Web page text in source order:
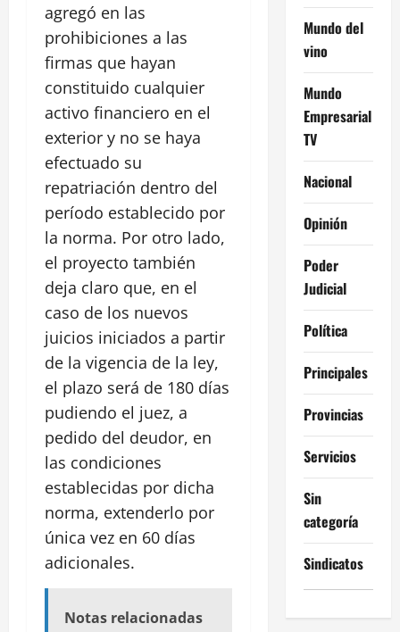
agregó en las
prohibiciones a las
firmas que hayan
constituido cualquier
activo financiero en el
exterior y no se haya
efectuado su
repatriación dentro del
período establecido por
la norma. Por otro lado,
el proyecto también
deja claro que, en el
caso de los nuevos
juicios iniciados a partir
de la vigencia de la ley,
el plazo será de 180 días
pudiendo el juez, a
pedido del deudor, en
las condiciones
establecidas por dicha
norma, extenderlo por
única vez en 60 días
adicionales.
Notas relacionadas
Mundo del
vino
Mundo
Empresarial
TV
Nacional
Opinión
Poder
Judicial
Política
Principales
Provincias
Servicios
Sin
categoría
Sindicatos